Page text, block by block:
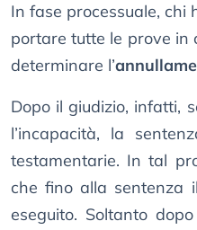
In fase processuale, chi
portare tutte le prove in
determinare l’
Dopo il giudizio, infatti,
l’incapacità, la
testamentarie. In tal
che fino alla sentenza
eseguito. Soltanto